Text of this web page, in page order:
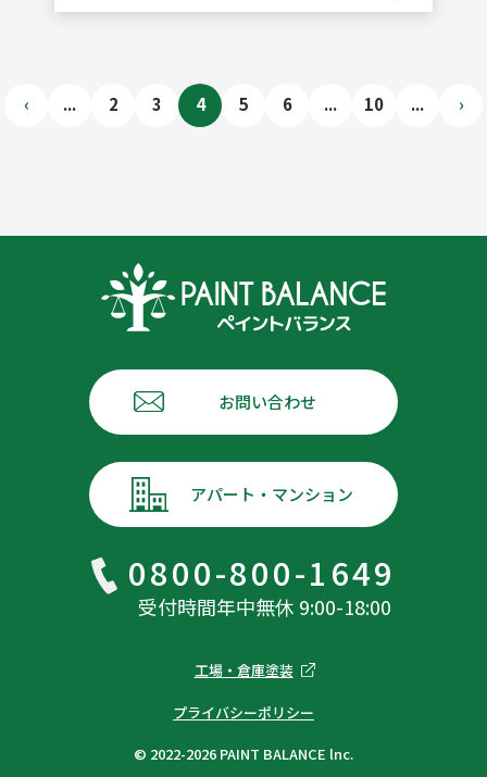
‹ ... 2 3 4 5 6 ... 10 ... ›
0800-800-1649
受付時間年中無休 9:00-18:00
お問い合わせ
アパート・マンション
工場・倉庫塗装
プライバシーポリシー
© 2022-2026 PAINT BALANCE lnc.